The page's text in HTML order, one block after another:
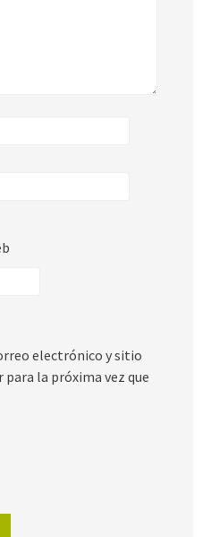
electrónico y sitio
para la próxima vez que